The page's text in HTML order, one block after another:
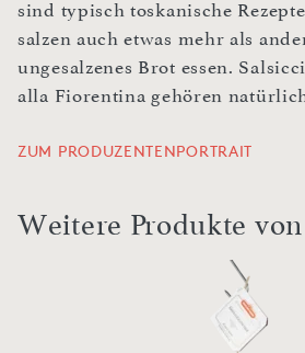
sind typisch toskanische
salzen auch etwas mehr als
ungesalzenes Brot essen.
alla Fiorentina gehören
ZUM PRODUZENTENPORTRAIT
Weitere Produkte